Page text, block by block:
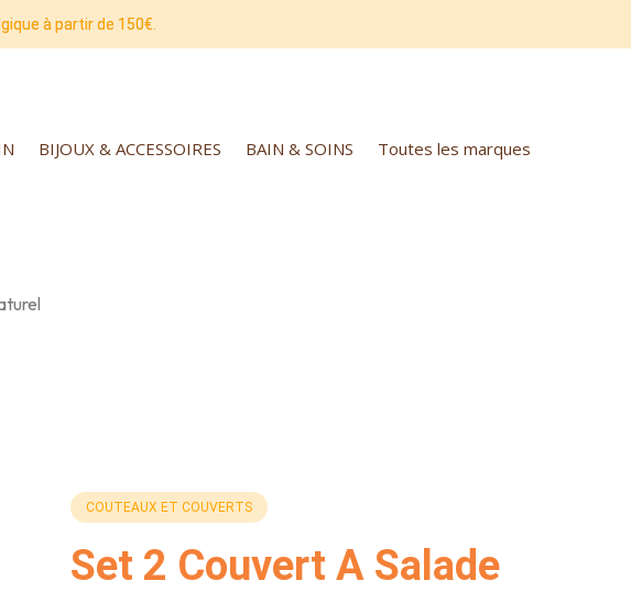
à partir de 150€.
BIJOUX & ACCESSOIRES BAIN & SOINS Toutes les marques
COUTEAUX ET COUVERTS
Set 2 Couvert A Salade